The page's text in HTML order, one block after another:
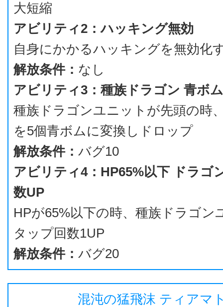
大短縮
アビリティ2：ハッキング無効
自身にかかるハッキングを無効化
解放条件： なし
アビリティ3：種族ドラゴン 青ボ
種族ドラゴンユニットが先頭の時
を5個青ボムに変換しドロップ
解放条件： バグ10
アビリティ4：HP65%以下 ドラゴ
数UP
HPが65%以下の時、種族ドラゴン
タップ回数1UP
解放条件： バグ20
混沌の猛飛沫 ティアマ